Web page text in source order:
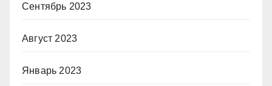
Сентябрь 2023
Август 2023
Январь 2023